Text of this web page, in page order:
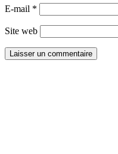
E-mail *
Site web